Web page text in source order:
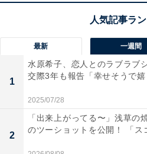
最新 一週間
1
水原希子、恋人とのラブラブ
交際3年も報告「幸せそうで
2025/07/28
2
「出来上がってる〜」浅草の
のツーショットを公開！ 「ス